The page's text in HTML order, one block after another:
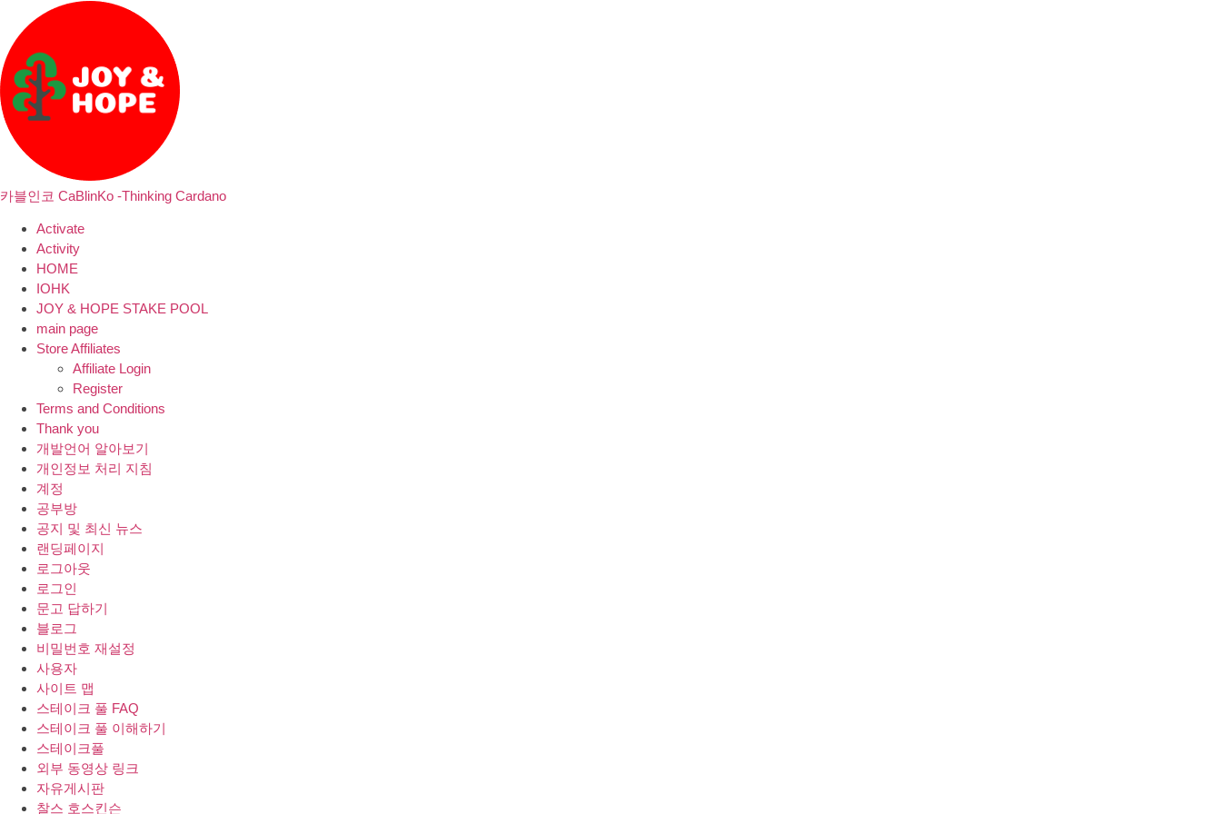
카블인코 CaBlinKo -Thinking Cardano
Activate
Activity
HOME
IOHK
JOY & HOPE STAKE POOL
main page
Store Affiliates
Affiliate Login
Register
Terms and Conditions
Thank you
개발언어 알아보기
개인정보 처리 지침
계정
공부방
공지 및 최신 뉴스
랜딩페이지
로그아웃
로그인
문고 답하기
블로그
비밀번호 재설정
사용자
사이트 맵
스테이크 풀 FAQ
스테이크 풀 이해하기
스테이크풀
외부 동영상 링크
자유게시판
찰스 호스킨슨